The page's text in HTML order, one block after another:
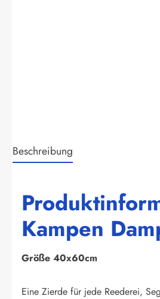
Beschreibung
Kampen
Größe 40x60cm
Eine Zierde für jede Reederei,